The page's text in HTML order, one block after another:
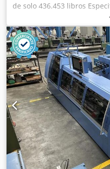
de solo 436.453 libros
de papel: 320 cm Anchura
Longitud mínima de papel:
Anchura mínima de papel:
Velocidad (libros por hora):
Altura: 2.720,0 × 910,0 ×